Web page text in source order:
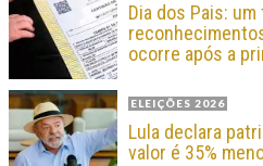
Dia dos Pais:
ocorre após a
ELEIÇÕES 2026
Lula declara
valor é 35%